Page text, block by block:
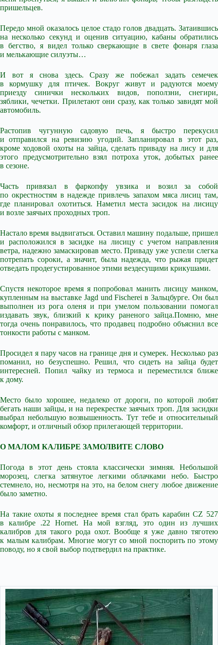
пришельцев.
Передо мной оказалось целое стадо голов двадцать. Затаившись
на несколько секунд и оценив ситуацию, кабаны обратились
в бегство, я видел только сверкающие в свете фонаря глаза
и мелькающие силуэты…
И вот я снова здесь. Сразу же побежал задать семечек
в кормушку для птичек. Вокруг живут и радуются моему
приезду синички нескольких видов, поползни, снегири,
зяблики, чечетки. Прилетают они сразу, как только завидят мой
автомобиль.
Растопив чугунную садовую печь, я быстро перекусил
и отправился на ревизию угодий. Запланировал в этот раз,
кроме ходовой охоты на зайца, сделать приваду на лису и для
этого предусмотрительно взял потроха уток, добытых ранее
в сезоне.
Часть привязал в фаркопфу увзика и возил за собой
по окрестностям в надежде привлечь запахом мяса лисиц там,
где планировал охотиться. Наметил места засидок на лисицу
и возле заячьих проходных троп.
Настало время выдвигаться. Оставил машину подальше, пришел
и расположился в засидке на лисицу с учетом направления
ветра, надежно замаскировав место. Приваду уже успели слегка
потрепать сороки, а значит, была надежда, что рыжая придет
отведать продегустированное этими вездесущими крикушами.
Спустя некоторое время я попробовал манить лисицу манком,
купленным на выставке Jagd und Fischerei в Зальцбурге. Он был
выполнен из рога оленя и при умелом пользовании помогал
издавать звук, близкий к крику раненого зайца.Помню, мне
тогда очень понравилось, что продавец подробно объяснил все
тонкости работы с манком.
Просидел я пару часов на границе дня и сумерек. Несколько раз
поманил, но безуспешно. Решил, что сидеть на зайца будет
интересней. Попил чайку из термоса и переместился ближе
к дому.
Место было хорошее, недалеко от дороги, по которой любят
бегать наши зайцы, и на перекрестке заячьих троп. Для засидки
выбрал небольшую возвышенность. Тут тебе и относительный
комфорт, и отличный обзор прилегающей территории.
О МАЛОМ КАЛИБРЕ ЗАМОЛВИТЕ СЛОВО
Погода в этот день стояла классически зимняя. Небольшой
морозец, слегка затянутое легкими облачками небо. Быстро
стемнело, но, несмотря на это, на белом снегу любое движение
было заметно.
На такие охоты я последнее время стал брать карабин CZ 527
в калибре .22 Hornet. На мой взгляд, это один из лучших
калибров для такого рода охот. Вообще я уже давно тяготею
к малым калибрам. Многие могут со мной поспорить по этому
поводу, но я свой выбор подтвердил на практике.